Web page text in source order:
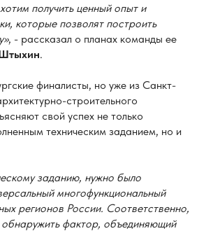
получить ценный опыт и
которые позволят построить
, - рассказал о планах команды ее
.
финалисты, но уже из Санкт-
строительного
свой успех не только
техническим заданием, но и
заданию, нужно было
многофункциональный
регионов России. Соответственно,
фактор, объединяющий